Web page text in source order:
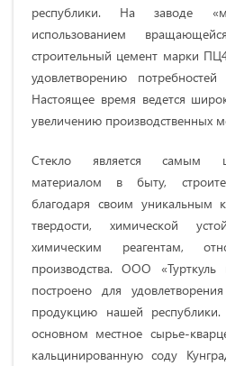
республики. На заводе
использованием
строительный цемент марки
удовлетворению
Настоящее время ведется
увеличению производственных
Стекло является самым
материалом в быту,
благодаря своим уникальным
твердости, химической
химическим реагентам,
производства. ООО
построено для
продукцию нашей
основном местное сырье-
кальцинированную соду